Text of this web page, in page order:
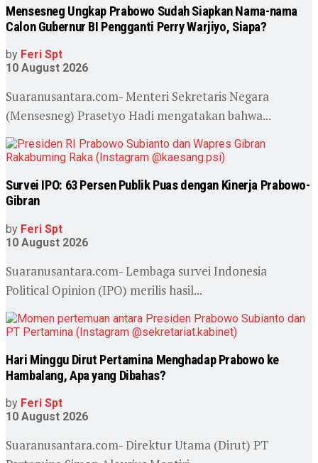
Mensesneg Ungkap Prabowo Sudah Siapkan Nama-nama
Calon Gubernur BI Pengganti Perry Warjiyo, Siapa?
by Feri Spt
10 August 2026
Suaranusantara.com- Menteri Sekretaris Negara
(Mensesneg) Prasetyo Hadi mengatakan bahwa...
Survei IPO: 63 Persen Publik Puas dengan Kinerja Prabowo-
Gibran
by Feri Spt
10 August 2026
Suaranusantara.com- Lembaga survei Indonesia
Political Opinion (IPO) merilis hasil...
Hari Minggu Dirut Pertamina Menghadap Prabowo ke
Hambalang, Apa yang Dibahas?
by Feri Spt
10 August 2026
Suaranusantara.com- Direktur Utama (Dirut) PT